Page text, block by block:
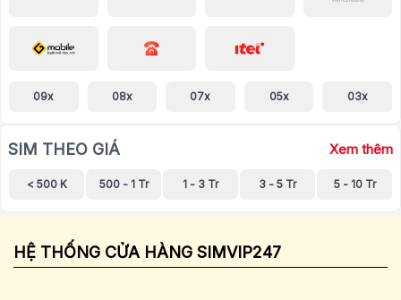
09x 08x 07x 05x 03x
SIM THEO GIÁ Xem thêm
< 500 K 500 - 1 Tr 1 - 3 Tr 3 - 5 Tr 5 - 10 Tr
HỆ THỐNG CỬA HÀNG SIMVIP247